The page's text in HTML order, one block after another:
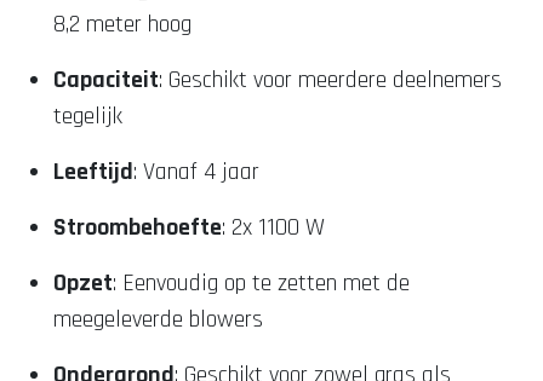
8,2 meter hoog
Capaciteit: Geschikt voor meerdere deelnemers
tegelijk
Leeftijd: Vanaf 4 jaar
Stroombehoefte: 2x 1100 W
Opzet: Eenvoudig op te zetten met de
meegeleverde blowers